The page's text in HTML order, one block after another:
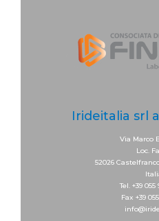
Irideitalia srl
Via Marco
Loc.
52026
Tel. +39 055
Fax +39